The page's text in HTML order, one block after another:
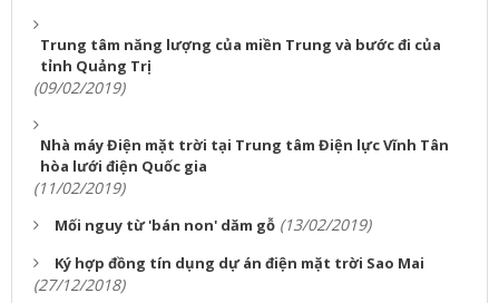
Trung tâm năng lượng của miền Trung và bước đi của
tỉnh Quảng Trị
(09/02/2019)
Nhà máy Điện mặt trời tại Trung tâm Điện lực Vĩnh Tân
hòa lưới điện Quốc gia
(11/02/2019)
Mối nguy từ 'bán non' dăm gỗ (13/02/2019)
Ký hợp đồng tín dụng dự án điện mặt trời Sao Mai
(27/12/2018)